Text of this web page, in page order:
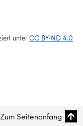
unter CC BY-ND 4.0
Zum Seitenanfang